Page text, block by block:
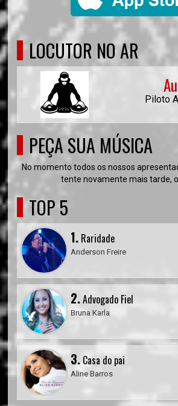
LOCUTOR NO AR
Piloto
PEÇA SUA MÚSICA
No momento todos os nossos
tente novamente mais tarde,
TOP 5
1. Raridade
Anderson Freire
2.Advogado Fiel
Bruna Karla
3. Casa do pai
Aline Barros